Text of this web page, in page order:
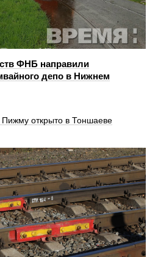
ФНБ направили
депо в Нижнем
открыто в Тоншаеве